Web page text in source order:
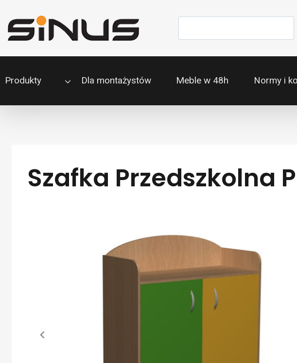
do
treści
Produkty Dla montażystów Meble w 48h Normy i
Szafka Przedszkolna